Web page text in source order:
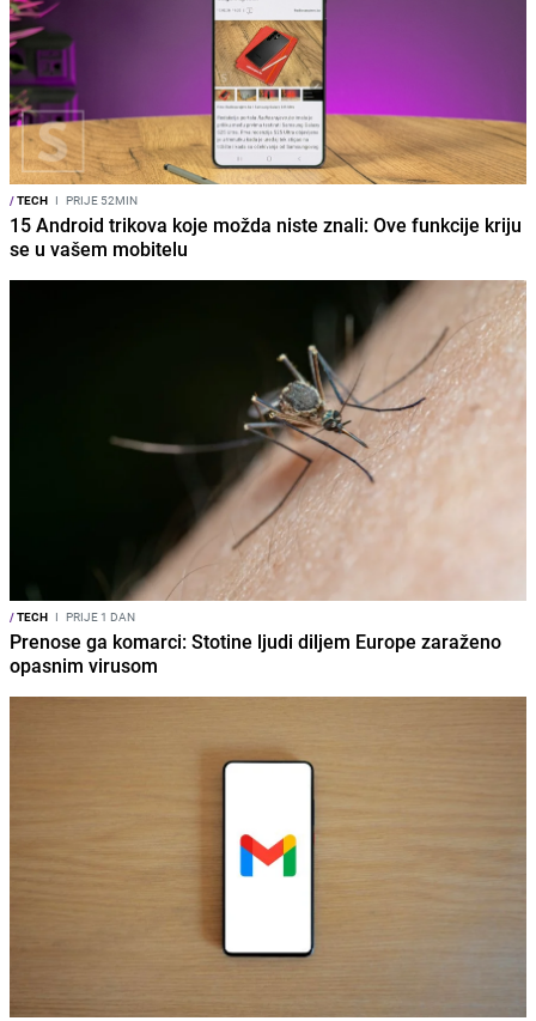
/TECH I PRIJE 52MIN
15 Android trikova koje možda niste znali: Ove funkcije kriju
se u vašem mobitelu
/TECH I PRIJE 1 DAN
Prenose ga komarci: Stotine ljudi diljem Europe zaraženo
opasnim virusom